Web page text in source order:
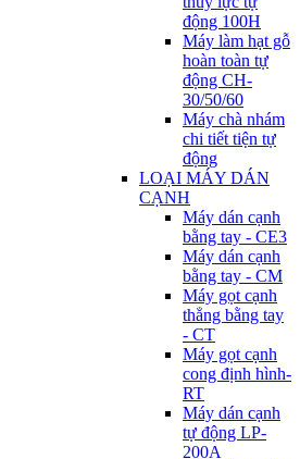
động 100H
Máy làm hạt gỗ
hoàn toàn tự
động CH-
30/50/60
Máy chà nhám
chi tiết tiện tự
động
LOẠI MÁY DÁN
CẠNH
Máy dán cạnh
bằng tay - CE3
Máy dán cạnh
bằng tay - CM
Máy gọt cạnh
thẳng bằng tay
- CT
Máy gọt cạnh
cong định hình-
RT
Máy dán cạnh
tự động LP-
200A